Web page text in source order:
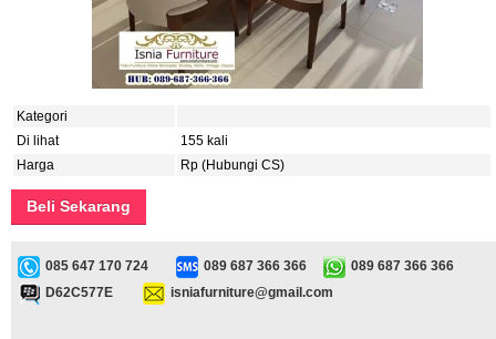
Kategori
Di lihat
155 kali
Harga
Rp (Hubungi CS)
Beli Sekarang
085 647 170 724 089 687 366 366
089 687 366 366
D62C577E
isniafurniture@gmail.com